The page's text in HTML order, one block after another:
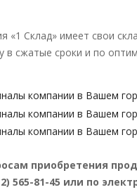
«1 Склад» имеет свои
в сжатые сроки и по
приобретения
565-81-45 или по